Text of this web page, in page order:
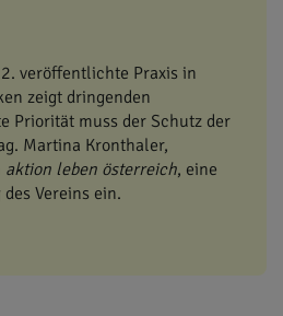
veröffentlichte Praxis in
zeigt dringenden
Priorität muss der Schutz der
Martina Kronthaler,
aktion leben österreich, eine
Vereins ein.